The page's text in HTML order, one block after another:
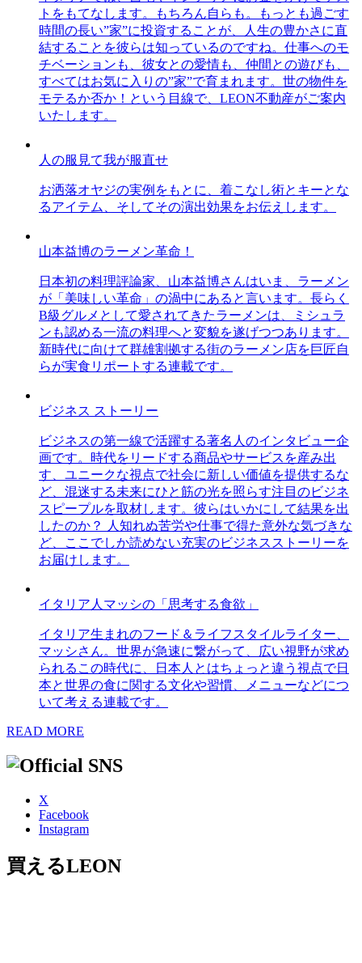
トをもてなします。もちろん自らも。もっとも過ごす
時間の長い”家”に投資することが、人生の豊かさに直
結することを彼らは知っているのですね。仕事へのモ
チベーションも、彼女との愛情も、仲間との遊びも、
すべてはお気に入りの”家”で育まれます。世の物件を
モテるか否か！という目線で、LEON不動産がご案内
いたします。
人の服見て我が服直せ
お洒落オヤジの実例をもとに、着こなし術とキーとな
るアイテム、そしてその演出効果をお伝えします。
山本益博のラーメン革命！
日本初の料理評論家、山本益博さんはいま、ラーメン
が「美味しい革命」の渦中にあると言います。長らく
B級グルメとして愛されてきたラーメンは、ミシュラ
ンも認める一流の料理へと変貌を遂げつつあります。
新時代に向けて群雄割拠する街のラーメン店を巨匠自
らが実食リポートする連載です。
ビジネス ストーリー
ビジネスの第一線で活躍する著名人のインタビュー企
画です。時代をリードする商品やサービスを産み出
す、ユニークな視点で社会に新しい価値を提供するな
ど、混迷する未来にひと筋の光を照らす注目のビジネ
スピープルを取材します。彼らはいかにして結果を出
したのか？ 人知れぬ苦労や仕事で得た意外な気づきな
ど、ここでしか読めない充実のビジネスストーリーを
お届けします。
イタリア人マッシの「思考する食欲」
イタリア生まれのフード＆ライフスタイルライター、
マッシさん。世界が急速に繋がって、広い視野が求め
られるこの時代に、日本人とはちょっと違う視点で日
本と世界の食に関する文化や習慣、メニューなどにつ
いて考える連載です。
READ MORE
X
Facebook
Instagram
買えるLEON